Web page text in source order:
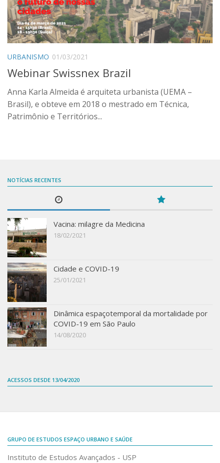
URBANISMO 01/03/2021
Webinar Swissnex Brazil
Anna Karla Almeida é arquiteta urbanista (UEMA –
Brasil), e obteve em 2018 o mestrado em Técnica,
Patrimônio e Territórios...
NOTÍCIAS RECENTES
Vacina: milagre da Medicina
18/02/2021
Cidade e COVID-19
25/01/2021
Dinâmica espaçotemporal da mortalidade por
COVID-19 em São Paulo
14/08/2020
ACESSOS DESDE 13/04/2020
GRUPO DE ESTUDOS ESPAÇO URBANO E SAÚDE
Instituto de Estudos Avançados - USP